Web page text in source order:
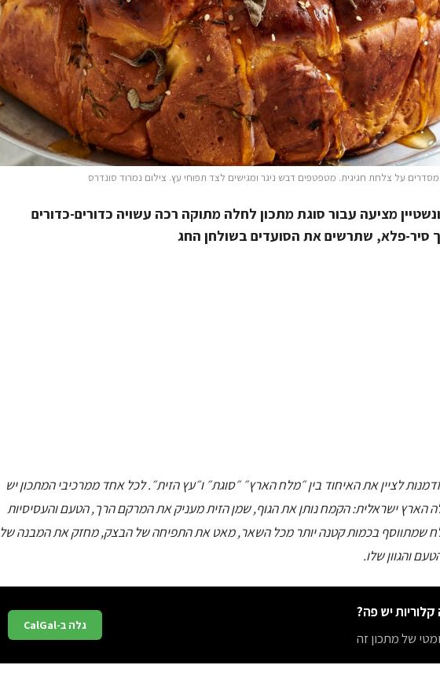
על צלחת חגיגית. מטפטפים דבש ניגר ומגישים לצד תפוחי עץ. צילום נמרוד סונדרס
מציעה עבור סוגת מתכון לחלה מתוקה רכה עשויה כדורים-כדורים
סיר-פלא, שתרשים את הסועדים בשולחן החג
לציין את האיחוד בין ״מלח הארץ״ ״סוגת״ ו״עץ הזית״. לכל אחד ממרכיבי המתכון יש
הארץ ישראלית: הקמח נותן את הגוף, שמן הזית מעניק את המרקם הרך, הטעם והעסיסיות
שמתווסף בכמות קטנה יותר מכל השאר, מאט את התפיחה של הבצק, מחזק את המבנה של
והגוון שלו.
יש פה?
של מתכון זה
גלה ב-CalGal